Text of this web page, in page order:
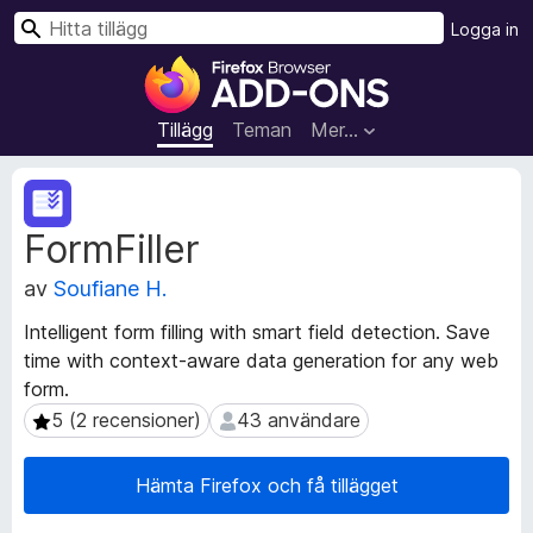
W
e
b
b
t
i
l
ä
g
Tillägg Teman Mer…
Logga in
S
FormFiller
av Soufiane H.
Intelligent form filling with smart field detection. Save
time with context-aware data generation for any web
form.
5 (2 recensioner)
5 (2 recensioner) 43 användare
43 användare
Hämta Firefox och få tillägget
M
e
t
a
d
t
a
f
ö
r
t
l